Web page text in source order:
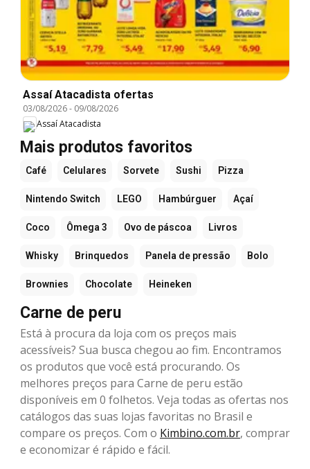
Assaí Atacadista ofertas
03/08/2026- 09/08/2026
Assaí Atacadista
Mais produtos favoritos
Café Celulares Sorvete Sushi Pizza
Nintendo Switch LEGO Hambúrguer Açaí
Coco Ômega 3 Ovo de páscoa Livros
Whisky Brinquedos Panela de pressão Bolo
Brownies Chocolate Heineken
Carne de peru
Está à procura da loja com os preços mais
acessíveis? Sua busca chegou ao fim. Encontramos
os produtos que você está procurando. Os
melhores preços para Carne de peru estão
disponíveis em 0 folhetos. Veja todas as ofertas nos
catálogos das suas lojas favoritas no Brasil e
compare os preços. Com o Kimbino.com.br, comprar
e economizar é rápido e fácil.